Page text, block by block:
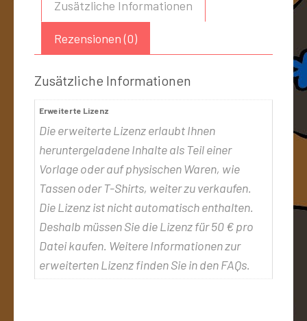
Zusätzliche Informationen
Rezensionen (0)
Zusätzliche Informationen
Erweiterte Lizenz
Die erweiterte Lizenz erlaubt Ihnen
heruntergeladene Inhalte als Teil einer
Vorlage oder auf physischen Waren, wie
Tassen oder T-Shirts, weiter zu verkaufen.
Die Lizenz ist nicht automatisch enthalten.
Deshalb müssen Sie die Lizenz für 50 € pro
Datei kaufen. Weitere Informationen zur
erweiterten Lizenz finden Sie in den FAQs.